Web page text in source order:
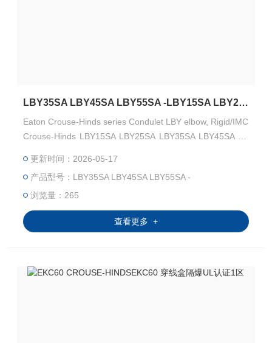
LBY35SA LBY45SA LBY55SA -LBY15SA LBY25SA Crouse-Hinds cUL 穿线盒
Eaton Crouse-Hinds series Condulet LBY elbow, Rigid/IMC
Crouse-Hinds LBY15SA LBY25SA LBY35SA LBY45SA LB
lectric Co.,Ltd
更新时间：2026-05-17
产品型号：LBY35SA LBY45SA LBY55SA -
浏览量：265
查看更多 +